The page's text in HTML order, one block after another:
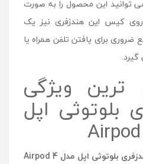
این محصول را به صورت
روی کیس این هندزفری نیز یک
ضروری برای یافتن تلفن همراه یا
ویژگی
بلوتوثی اپل
بلوتوثی اپل مدل Airpod 4